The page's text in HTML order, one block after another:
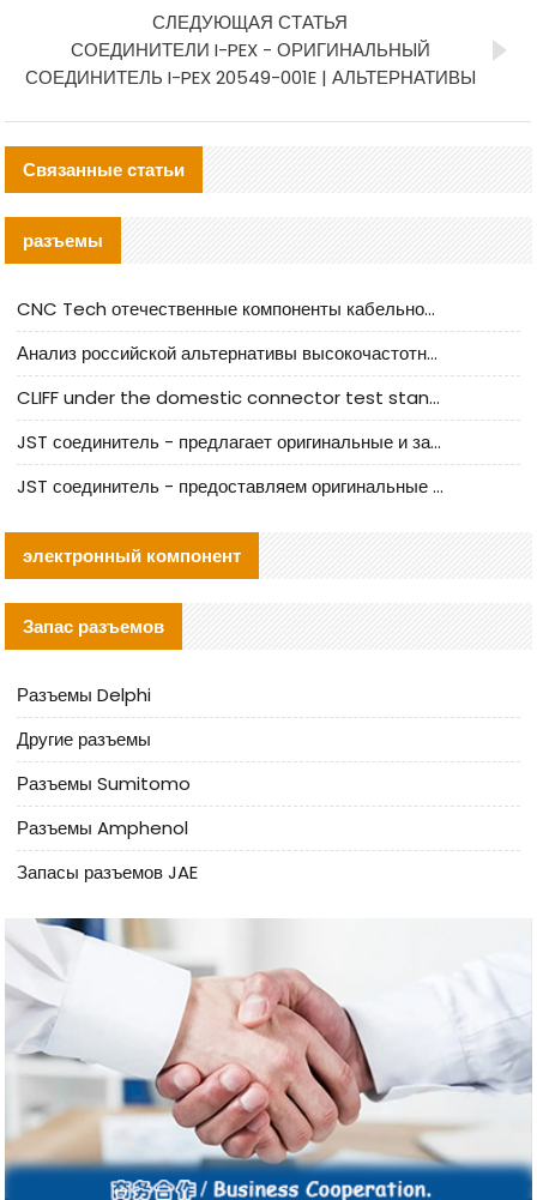
СЛЕДУЮЩАЯ СТАТЬЯ
СОЕДИНИТЕЛИ I-PEX - ОРИГИНАЛЬНЫЙ
СОЕДИНИТЕЛЬ I-PEX 20549-001E | АЛЬТЕРНАТИВЫ
Связанные статьи
разъемы
CNC Tech отечественные компоненты кабельной арматуры оценка и руководство по производственному внедрению
Анализ российской альтернативы высокочастотных кабельных колодцев I-PEX
CLIFF under the domestic connector test standard update
JST соединитель - предлагает оригинальные и заменяющие JST NSHR-02V-S соединители
JST соединитель - предоставляем оригинальные JST GHR-09V-S соединители и их аналоги
электронный компонент
Запас разъемов
Разъемы Delphi
Другие разъемы
Разъемы Sumitomo
Разъемы Amphenol
Запасы разъемов JAE